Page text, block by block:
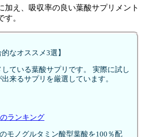
加え、吸収率の良い葉酸サプリメント
。
なオススメ3選】
ている葉酸サプリです。 実際に試し
来るサプリを厳選しています。
モノグルタミン酸型葉酸を100％配